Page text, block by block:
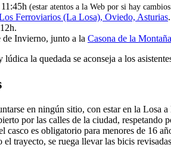
11:45h (estar atentos a la Web por si hay
Ferroviarios (La Losa), Oviedo, Asturias.
12h.
de Invierno, junto a la Casona de la Montaña
lúdica la quedada se aconseja a los
en ningún sitio, con estar en la Losa a
por las calles de la ciudad, respetando
casco es obligatorio para menores de 16
el trayecto, se ruega llevar las bicis